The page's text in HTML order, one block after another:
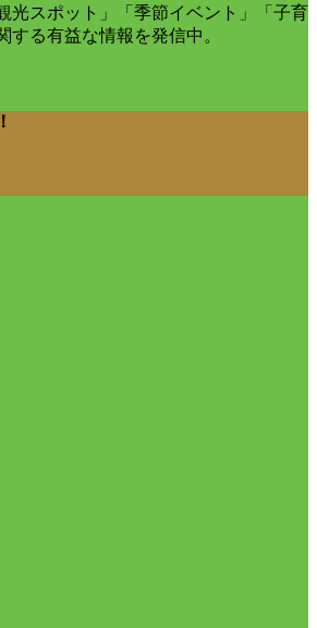
光スポット」「季節イベント」「子育
する有益な情報を発信中。